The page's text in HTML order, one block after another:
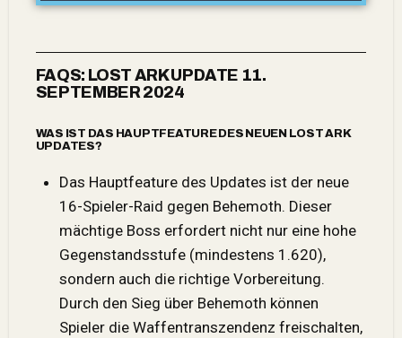
FAQS: LOST ARK UPDATE 11.
SEPTEMBER 2024
WAS IST DAS HAUPTFEATURE DES NEUEN LOST ARK
UPDATES?
Das Hauptfeature des Updates ist der neue
16-Spieler-Raid gegen Behemoth. Dieser
mächtige Boss erfordert nicht nur eine hohe
Gegenstandsstufe (mindestens 1.620),
sondern auch die richtige Vorbereitung.
Durch den Sieg über Behemoth können
Spieler die Waffentranszendenz freischalten,